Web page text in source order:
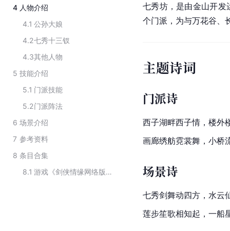
4 人物介绍
4.1 公孙大娘
4.2七秀十三钗
4.3其他人物
5 技能介绍
5.1 门派技能
5.2门派阵法
6 场景介绍
7 参考资料
8 条目合集
8.1
游戏《剑侠情缘网络版3》中的门派
七秀坊，是由金山开
个门派，为与万花谷、
主题诗词
门派诗
西子湖畔西子情，楼外
画廊绣舫霓裳舞，小桥
场景诗
七秀剑舞动四方，水云
莲步笙歌相知起，一船